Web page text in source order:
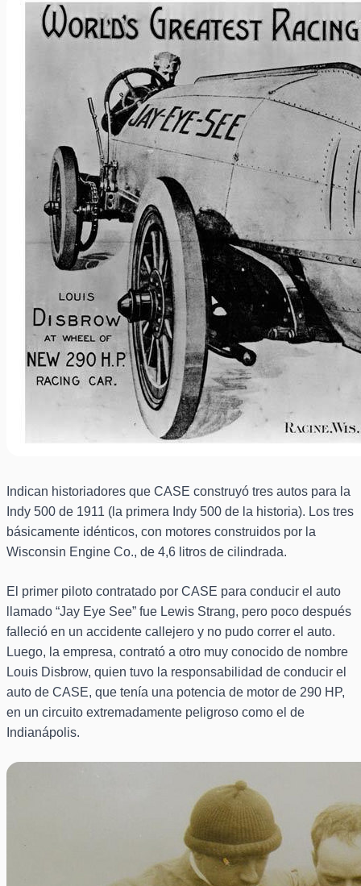
Indican historiadores que CASE construyó tres autos para la
Indy 500 de 1911 (la primera Indy 500 de la historia). Los tres
básicamente idénticos, con motores construidos por la
Wisconsin Engine Co., de 4,6 litros de cilindrada.
El primer piloto contratado por CASE para conducir el auto
llamado “Jay Eye See” fue Lewis Strang, pero poco después
falleció en un accidente callejero y no pudo correr el auto.
Luego, la empresa, contrató a otro muy conocido de nombre
Louis Disbrow, quien tuvo la responsabilidad de conducir el
auto de CASE, que tenía una potencia de motor de 290 HP,
en un circuito extremadamente peligroso como el de
Indianápolis.